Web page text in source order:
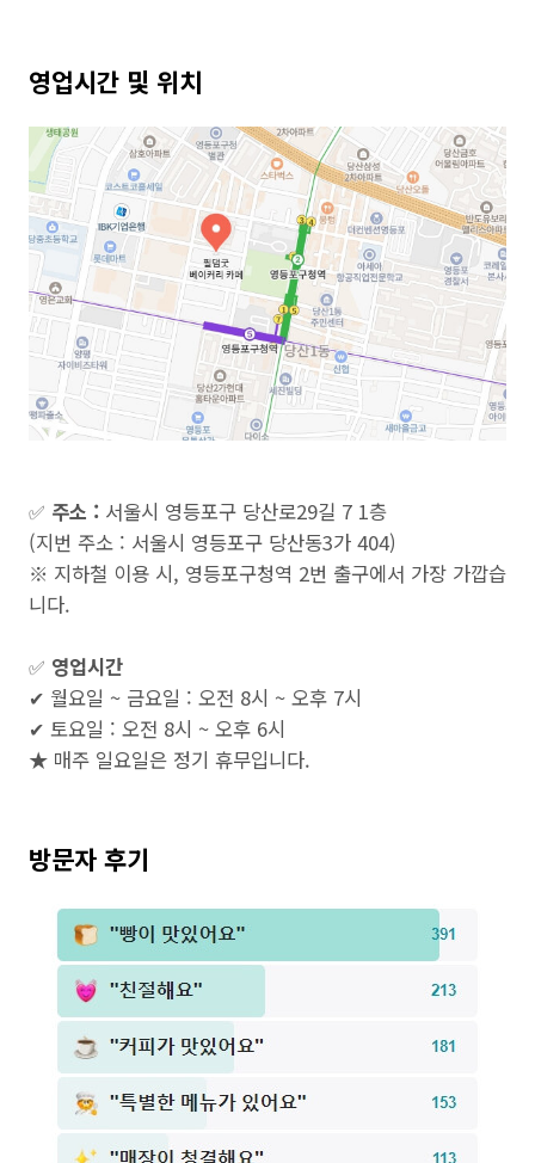
영업시간 및 위치
✅ 주소 : 서울시 영등포구 당산로29길 7 1층
(지번 주소 : 서울시 영등포구 당산동3가 404)
※ 지하철 이용 시, 영등포구청역 2번 출구에서 가장 가깝습
니다.
✅ 영업시간
✔ 월요일 ~ 금요일 : 오전 8시 ~ 오후 7시
✔ 토요일 : 오전 8시 ~ 오후 6시
★ 매주 일요일은 정기 휴무입니다.
방문자 후기